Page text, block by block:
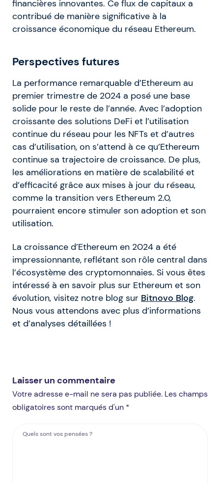
financières innovantes. Ce flux de capitaux a
contribué de manière significative à la
croissance économique du réseau Ethereum.
Perspectives futures
La performance remarquable d’Ethereum au
premier trimestre de 2024 a posé une base
solide pour le reste de l’année. Avec l’adoption
croissante des solutions DeFi et l’utilisation
continue du réseau pour les NFTs et d’autres
cas d’utilisation, on s’attend à ce qu’Ethereum
continue sa trajectoire de croissance. De plus,
les améliorations en matière de scalabilité et
d’efficacité grâce aux mises à jour du réseau,
comme la transition vers Ethereum 2.0,
pourraient encore stimuler son adoption et son
utilisation.
La croissance d’Ethereum en 2024 a été
impressionnante, reflétant son rôle central dans
l’écosystème des cryptomonnaies. Si vous êtes
intéressé à en savoir plus sur Ethereum et son
évolution, visitez notre blog sur Bitnovo Blog.
Nous vous attendons avec plus d’informations
et d’analyses détaillées !
Laisser un commentaire
Votre adresse e-mail ne sera pas publiée. Les champs
obligatoires sont marqués d'un *